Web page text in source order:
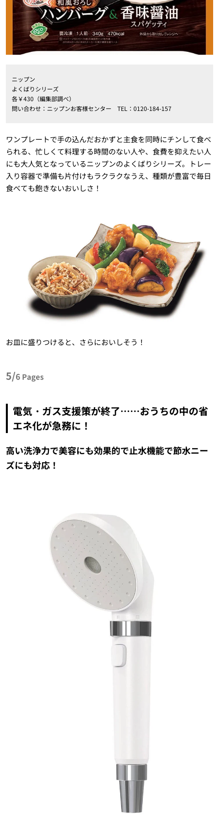
ニップン
よくばりシリーズ
各￥430（編集部調べ）
問い合わせ：ニップンお客様センター TEL：0120-184-157
ワンプレートで手の込んだおかずと主食を同時にチンして食べ
られる、忙しくて料理する時間のない人や、食費を抑えたい人
にも大人気となっているニップンのよくばりシリーズ。トレー
入り容器で準備も片付けもラクラクなうえ、種類が豊富で毎日
食べても飽きないおいしさ！
お皿に盛りつけると、さらにおいしそう！
5/6 Pages
電気・ガス支援策が終了……おうちの中の省
エネ化が急務に！
高い洗浄力で美容にも効果的で止水機能で節水ニー
ズにも対応！